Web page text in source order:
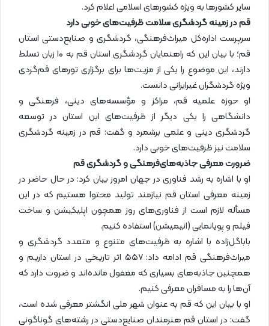
سایر کشورها به ویژه کشورهای اسلامی اعلام کرد.
قم در زمینه گردشگری سلامت ظرفیت‌های خوبی دارد
سرپرست اداره‌کل میراث‌فرهنگی، گردشگری و صنایع‌دستی استان
قم؛ با بیان این که راهنمایان گردشگری استان قم به ۱۰ زبان تسلط
دارند، این موضوع را یکی از مزیت‌ها برای برگزاری تورهای قم‌گردی
ویژه گردشگران غیرایرانی دانست.
او حوزه علمیه قم، مراکز و مؤسسه‌های دینی، فرهنگی و
دانشگاهی را یکی دیگر از ظرفیت‌های این استان در توسعه
گردشگری دینی و علمی برشمرد و گفت: قم در زمینه گردشگری
سلامت نیز ظرفیت‌های خوبی دارد.
ضرورت معرفی جاذبه‌های‌فرهنگی و گردشگری قم
او با اشاره به رشد فناوری در جهان امروز بیان کرد: در حال حاضر در
زمینه معرفی استان قم نیازمند تولید محتوا هستیم که در این
مسأله لازم است از فناوری‌های روز همچون اپلیکیشن و ساخت
فیلم و پویانمایی (انیمیشن) استفاده کنیم.
باباگل‌زاده با اشاره به ظرفیت‌های متنوع و متعدد گردشگری و
میراث‌فرهنگی قم ادامه داد: ۵۵۷ اثر تاریخی در استان داریم و
همچنین جاذبه‌های بسیاری که مغفول مانده‌اند و ضروت دارد که
آن‌ها را به مسافران معرفی کنیم.
او با بیان این که قم به عنوان شهر ملی انگشتر معرفی شده است،
گفت: در استان قم هنرمندان صنایع‌دستی در رشته‌های گوناگونی